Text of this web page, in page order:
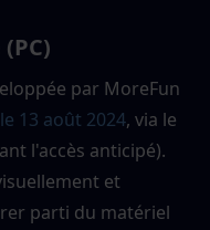
par MoreFun
13 août 2024, via le
l'accès anticipé).
et
parti du matériel